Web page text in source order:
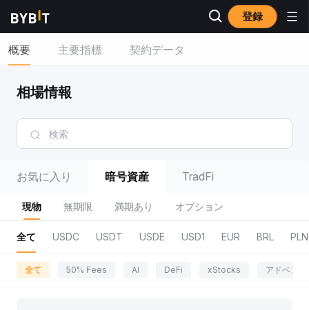
登録
概要 主要指標 契約データ
相場情報
お気に入り 暗号資産 TradFi
現物 無期限 満期あり オプション
全て USDC USDT USDE USD1 EUR BRL PLN
全て 50% Fees AI DeFi xStocks アドベン